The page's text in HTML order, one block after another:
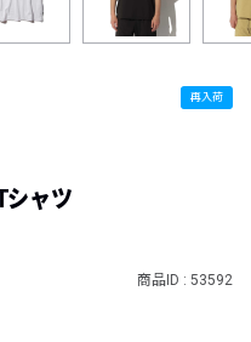
再入荷
シャツ
商品ID : 53592